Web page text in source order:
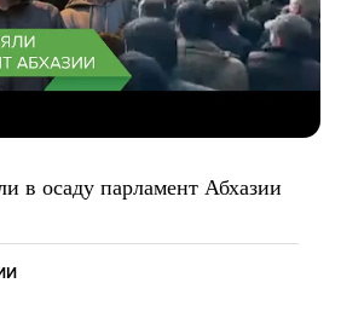
в осаду парламент Абхазии